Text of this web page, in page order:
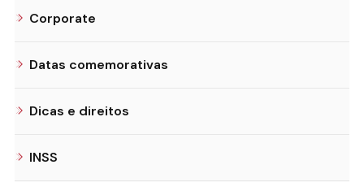
Corporate
Datas comemorativas
Dicas e direitos
INSS